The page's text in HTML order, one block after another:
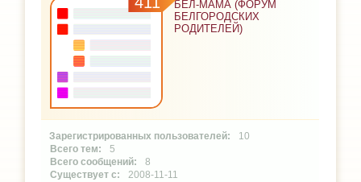
БЕЛ-МАМА (ФОРУМ
БЕЛГОРОДСКИХ
РОДИТЕЛЕЙ)
10
5
8
2008-11-11